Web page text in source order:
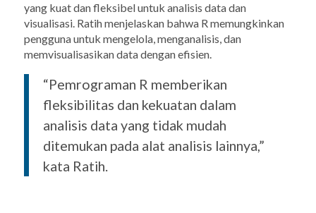
yang kuat dan fleksibel untuk analisis data dan
visualisasi. Ratih menjelaskan bahwa R memungkinkan
pengguna untuk mengelola, menganalisis, dan
memvisualisasikan data dengan efisien.
“Pemrograman R memberikan
fleksibilitas dan kekuatan dalam
analisis data yang tidak mudah
ditemukan pada alat analisis lainnya,”
kata Ratih.